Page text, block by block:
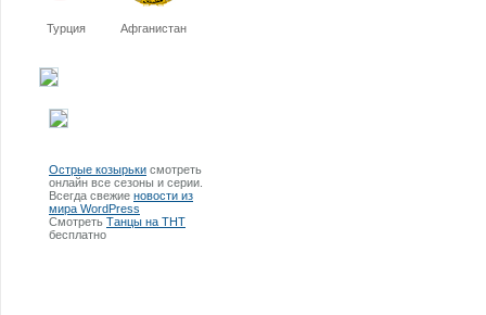
Турция Афганистан
Острые козырьки смотреть
онлайн все сезоны и серии.
Всегда свежие новости из
мира WordPress
Смотреть Танцы на ТНТ
бесплатно